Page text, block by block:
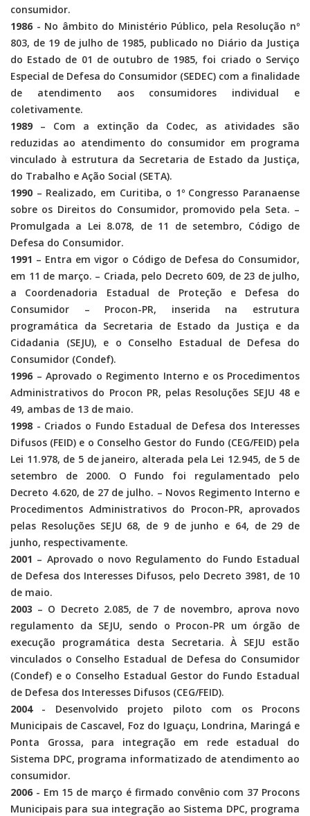
consumidor.
1986 - No âmbito do Ministério Público, pela Resolução nº
803, de 19 de julho de 1985, publicado no Diário da Justiça
do Estado de 01 de outubro de 1985, foi criado o Serviço
Especial de Defesa do Consumidor (SEDEC) com a finalidade
de atendimento aos consumidores individual e
coletivamente.
1989 – Com a extinção da Codec, as atividades são
reduzidas ao atendimento do consumidor em programa
vinculado à estrutura da Secretaria de Estado da Justiça,
do Trabalho e Ação Social (SETA).
1990 – Realizado, em Curitiba, o 1º Congresso Paranaense
sobre os Direitos do Consumidor, promovido pela Seta. –
Promulgada a Lei 8.078, de 11 de setembro, Código de
Defesa do Consumidor.
1991 – Entra em vigor o Código de Defesa do Consumidor,
em 11 de março. – Criada, pelo Decreto 609, de 23 de julho,
a Coordenadoria Estadual de Proteção e Defesa do
Consumidor – Procon-PR, inserida na estrutura
programática da Secretaria de Estado da Justiça e da
Cidadania (SEJU), e o Conselho Estadual de Defesa do
Consumidor (Condef).
1996 – Aprovado o Regimento Interno e os Procedimentos
Administrativos do Procon PR, pelas Resoluções SEJU 48 e
49, ambas de 13 de maio.
1998 - Criados o Fundo Estadual de Defesa dos Interesses
Difusos (FEID) e o Conselho Gestor do Fundo (CEG/FEID) pela
Lei 11.978, de 5 de janeiro, alterada pela Lei 12.945, de 5 de
setembro de 2000. O Fundo foi regulamentado pelo
Decreto 4.620, de 27 de julho. – Novos Regimento Interno e
Procedimentos Administrativos do Procon-PR, aprovados
pelas Resoluções SEJU 68, de 9 de junho e 64, de 29 de
junho, respectivamente.
2001 – Aprovado o novo Regulamento do Fundo Estadual
de Defesa dos Interesses Difusos, pelo Decreto 3981, de 10
de maio.
2003 – O Decreto 2.085, de 7 de novembro, aprova novo
regulamento da SEJU, sendo o Procon-PR um órgão de
execução programática desta Secretaria. À SEJU estão
vinculados o Conselho Estadual de Defesa do Consumidor
(Condef) e o Conselho Estadual Gestor do Fundo Estadual
de Defesa dos Interesses Difusos (CEG/FEID).
2004- Desenvolvido projeto piloto com os Procons
Municipais de Cascavel, Foz do Iguaçu, Londrina, Maringá e
Ponta Grossa, para integração em rede estadual do
Sistema DPC, programa informatizado de atendimento ao
consumidor.
2006 - Em 15 de março é firmado convênio com 37 Procons
Municipais para sua integração ao Sistema DPC, programa